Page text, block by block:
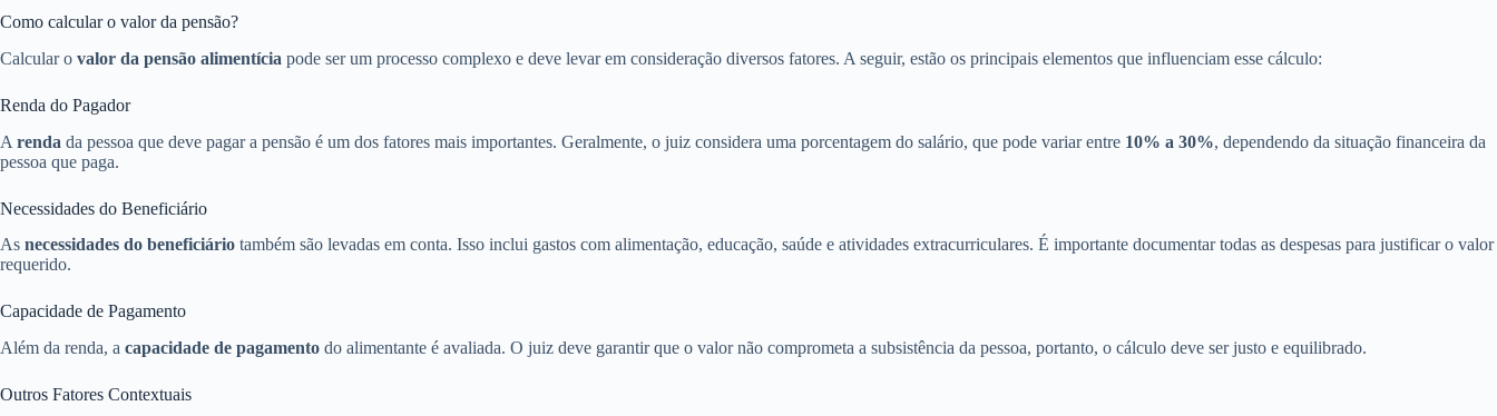
Como calcular o valor da pensão?
Calcular o valor da pensão alimentícia pode ser um processo complexo e deve levar em consideração diversos fatores. A seguir, estão os principais elementos que influenciam esse cálculo:
Renda do Pagador
A renda da pessoa que deve pagar a pensão é um dos fatores mais importantes. Geralmente, o juiz considera uma porcentagem do salário, que pode variar entre 10% a 30%, dependendo da situação financeira da
pessoa que paga.
Necessidades do Beneficiário
As necessidades do beneficiário também são levadas em conta. Isso inclui gastos com alimentação, educação, saúde e atividades extracurriculares. É importante documentar todas as despesas para justificar o valor
requerido.
Capacidade de Pagamento
Além da renda, a capacidade de pagamento do alimentante é avaliada. O juiz deve garantir que o valor não comprometa a subsistência da pessoa, portanto, o cálculo deve ser justo e equilibrado.
Outros Fatores Contextuais